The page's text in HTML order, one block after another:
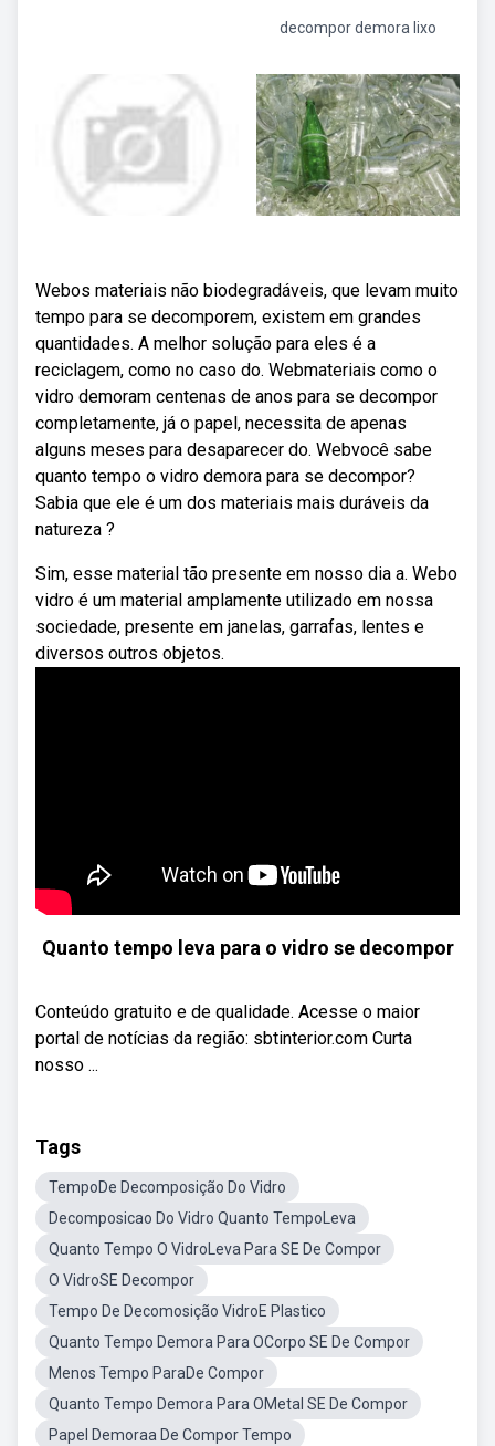
decompor demora lixo
Webos materiais não biodegradáveis, que levam muito
tempo para se decomporem, existem em grandes
quantidades. A melhor solução para eles é a
reciclagem, como no caso do. Webmateriais como o
vidro demoram centenas de anos para se decompor
completamente, já o papel, necessita de apenas
alguns meses para desaparecer do. Webvocê sabe
quanto tempo o vidro demora para se decompor?
Sabia que ele é um dos materiais mais duráveis da
natureza ?
Sim, esse material tão presente em nosso dia a. Webo
vidro é um material amplamente utilizado em nossa
sociedade, presente em janelas, garrafas, lentes e
diversos outros objetos.
Quanto tempo leva para o vidro se decompor
Conteúdo gratuito e de qualidade. Acesse o maior
portal de notícias da região: sbtinterior.com Curta
nosso ...
Tags
TempoDe Decomposição Do Vidro
Decomposicao Do Vidro Quanto TempoLeva
Quanto Tempo O VidroLeva Para SE De Compor
O VidroSE Decompor
Tempo De Decomosição VidroE Plastico
Quanto Tempo Demora Para OCorpo SE De Compor
Menos Tempo ParaDe Compor
Quanto Tempo Demora Para OMetal SE De Compor
Papel Demoraa De Compor Tempo